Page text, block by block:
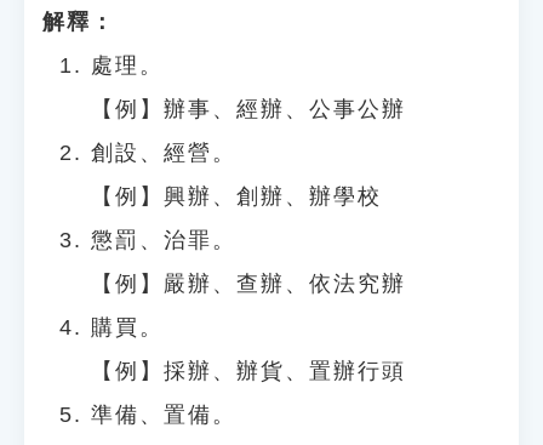
解釋：
處理。
【例】辦事、經辦、公事公辦
創設、經營。
【例】興辦、創辦、辦學校
懲罰、治罪。
【例】嚴辦、查辦、依法究辦
購買。
【例】採辦、辦貨、置辦行頭
準備、置備。